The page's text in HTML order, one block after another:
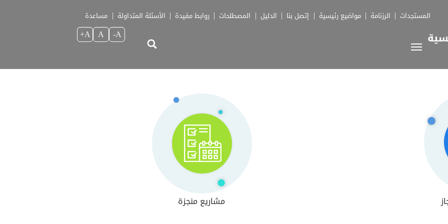
المستجدات الرزنامة مواضيع رئيسية إتصل بنا الدليل المصطلحات روابط مفيدة الأسئلة المتداولة مساعدة
A-
A
A+
مشاريع منجزة